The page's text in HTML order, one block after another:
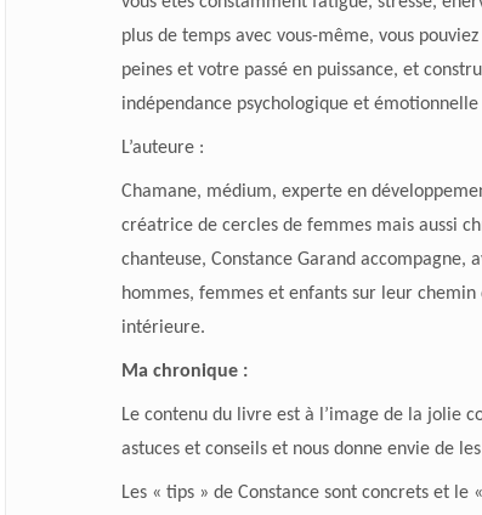
plus de temps avec vous-même, vous
peines et votre passé en puissance, et
indépendance psychologique et émotionnelle
L’auteure:
Chamane, médium, experte en
créatrice de cercles de femmes mais aussi
chanteuse, Constance Garand accompagne,
hommes, femmes et enfants sur leur chemin
intérieure.
Ma chronique :
Le contenu du livre est à l’image de la jolie
astuces et conseils et nous donne envie de
Les « tips » de Constance sont concrets et